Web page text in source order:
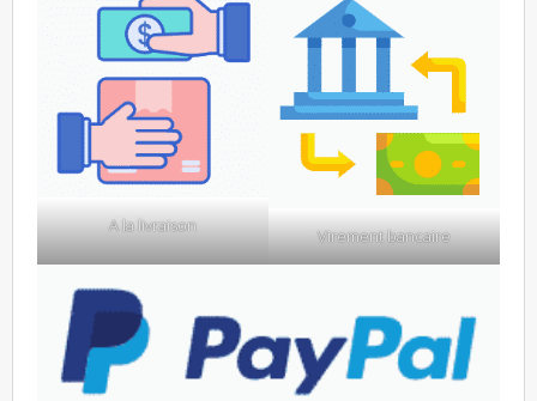
A la livraison
Virement bancaire